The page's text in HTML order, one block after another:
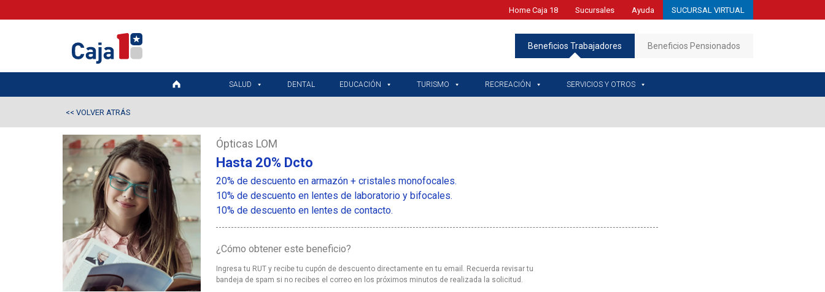
Home Caja 18 Sucursales Ayuda SUCURSAL VIRTUAL
Beneficios Trabajadores Beneficios Pensionados
SALUD DENTAL EDUCACIÓN TURISMO RECREACIÓN SERVICIOS Y OTROS
<< VOLVER ATRÁS
Ópticas LOM
Hasta 20% Dcto
20% de descuento en armazón + cristales monofocales.
10% de descuento en lentes de laboratorio y bifocales.
10% de descuento en lentes de contacto.
¿Cómo obtener este beneficio?
Ingresa tu RUT y recibe tu cupón de descuento directamente en tu email. Recuerda revisar tu
bandeja de spam si no recibes el correo en los próximos minutos de realizada la solicitud.